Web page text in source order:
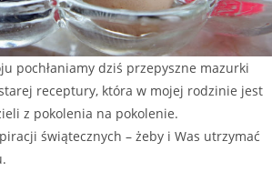
pochłaniamy dziś przepyszne mazurki
receptury, która w mojej rodzinie jest
z pokolenia na pokolenie.
świątecznych – żeby i Was utrzymać